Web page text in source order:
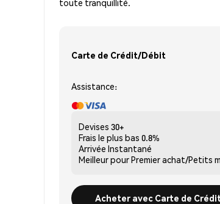
toute tranquillité.
Carte de Crédit/Débit
Assistance:
Devises 30+
Frais le plus bas 0.8%
Arrivée Instantané
Meilleur pourPremier achat/Petits
Acheter avec Carte de